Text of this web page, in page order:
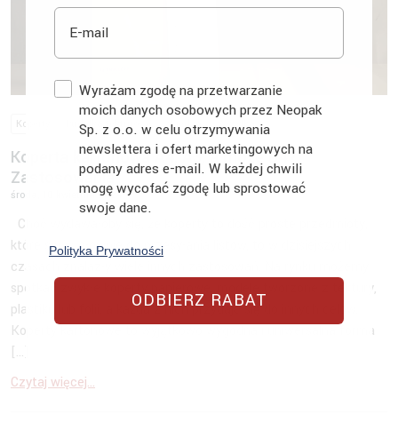
Koperty Pudełka tekturowe Wiedza
Koperta kartonowa A4, A3, a może B4?
Zastosowania
środa, 10 kwietnia 2024
Choć wydawałoby się, że koperty to dość proste przedmioty,
które służą głównie do przesyłania listów, to w dzisiejszych
czasach znalazły wiele innych zastosowań. Na rynku możemy
spotkać zwykłe koperty papierowe, modele tworzone z tektury,
plastiku lub folii, a każda z nich przydaje się do innych celów.
Koperty kartonowe to wyjątkowo wygodna i uniwersalna forma
[…]
Czytaj więcej...
E-mail
ZgodaWyrażam zgodę na przetwarzanie
moich danych osobowych przez Neopak
Sp. z o.o. w celu otrzymywania
newslettera i ofert marketingowych na
podany adres e-mail. W każdej chwili
mogę wycofać zgodę lub sprostować
swoje dane.
Polityka Prywatności
ODBIERZ RABAT